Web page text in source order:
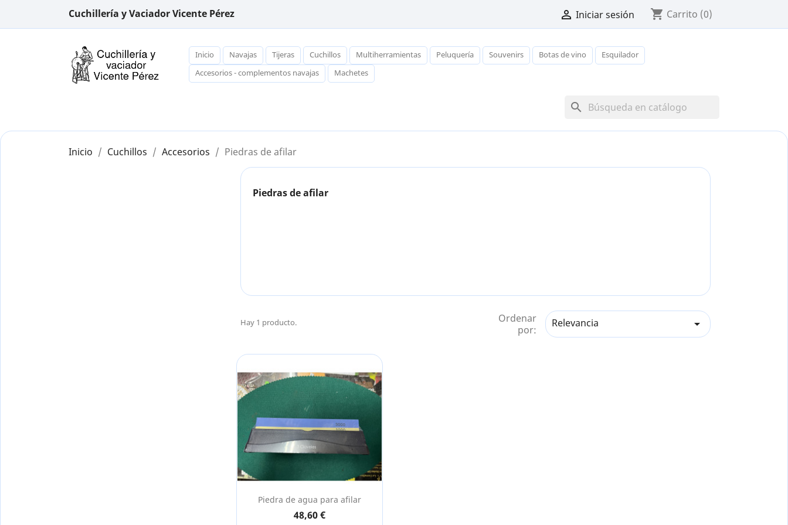
Cuchillería y Vaciador Vicente Pérez  Iniciar sesión shopping_cart Carrito (0)
Inicio Navajas Tijeras Cuchillos Multiherramientas Peluquería Souvenirs Botas de vino
Esquilador
Accesorios - complementos navajas
Machetes
search
Inicio Cuchillos Accesorios Piedras de afilar
Piedras de afilar
Hay 1 producto.
Ordenar
por:
Relevancia 
Piedra de agua para afilar
48,60 €
Vista rápida